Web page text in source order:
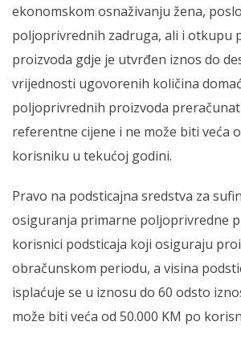
ekonomskom osnaživanju žena,
poljoprivrednih zadruga, ali i otkupu
proizvoda gdje je utvrđen iznos do
vrijednosti ugovorenih količina
poljoprivrednih proizvoda
referentne cijene i ne može biti veća
korisniku u tekućoj godini.
Pravo na podsticajna sredstva za
osiguranja primarne poljoprivredne
korisnici podsticaja koji osiguraju
obračunskom periodu, a visina
isplaćuje se u iznosu do 60 odsto
može biti veća od 50.000 KM po